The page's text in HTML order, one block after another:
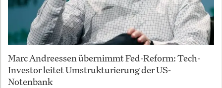
Marc Andreessen übernimmt Fed-Reform: Tech-
Investor leitet Umstrukturierung der US-
Notenbank